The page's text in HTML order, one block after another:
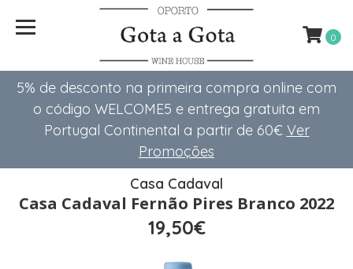
5% de desconto na primeira compra online com
o código WELCOME5 e entrega gratuita em
Portugal Continental a partir de 60€ Ver
Promoções
0
Casa Cadaval
Casa Cadaval Fernão Pires Branco 2022
19,50€